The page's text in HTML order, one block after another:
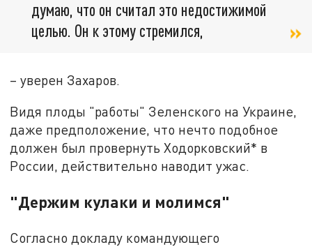
думаю, что он считал это недостижимой
целью. Он к этому стремился,
– уверен Захаров.
Видя плоды "работы" Зеленского на Украине,
даже предположение, что нечто подобное
должен был провернуть Ходорковский* в
России, действительно наводит ужас.
"Держим кулаки и молимся"
Согласно докладу командующего